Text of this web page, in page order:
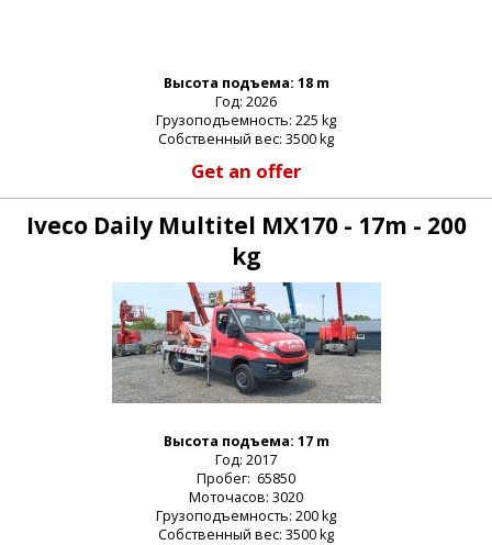
Высота подъема: 18 m
Год: 2026
Грузоподъемность: 225 kg
Собственный вес: 3500 kg
Get an offer
Iveco Daily Multitel MX170 - 17m - 200
kg
Высота подъема: 17 m
Год: 2017
Пробег: 65850
Моточасов: 3020
Грузоподъемность: 200 kg
Собственный вес: 3500 kg